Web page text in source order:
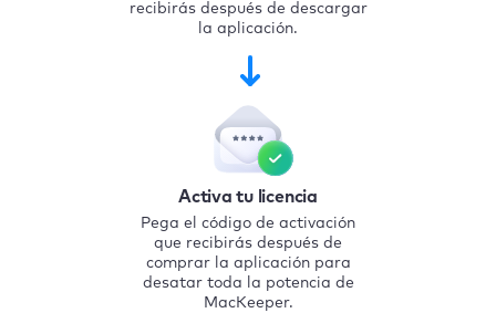
recibirás después de descargar
la aplicación.
Activa tu licencia
Pega el código de activación
que recibirás después de
comprar la aplicación para
desatar toda la potencia de
MacKeeper.